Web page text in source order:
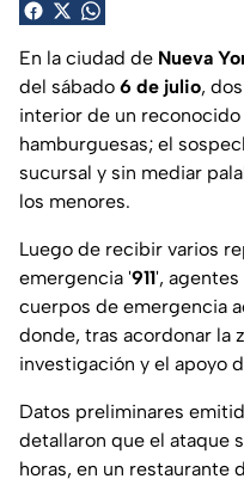
En la ciudad de Nueva
del sábado 6 de julio,
interior de un
hamburguesas; el
sucursal y sin mediar
los menores.
Luego de recibir varios
emergencia '911',
cuerpos de emergencia
donde, tras acordonar la
investigación y el apoyo
Datos preliminares
detallaron que el ataque
horas, en un restaurante